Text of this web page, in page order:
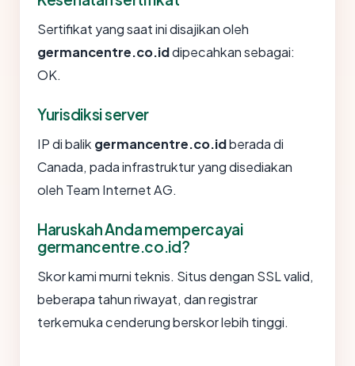
Sertifikat yang saat ini disajikan oleh
germancentre.co.iddipecahkan sebagai:
OK.
Yurisdiksi server
IP di balik germancentre.co.idberada di
Canada, pada infrastruktur yang disediakan
oleh Team Internet AG.
Haruskah Anda mempercayai
germancentre.co.id?
Skor kami murni teknis. Situs dengan SSL valid,
beberapa tahun riwayat, dan registrar
terkemuka cenderung berskor lebih tinggi.